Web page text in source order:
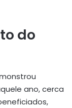
do
ano, cerca